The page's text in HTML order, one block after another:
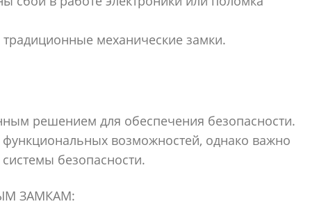
механические замки.
решением для обеспечения безопасности.
возможностей, однако важно
безопасности.
ЗАМКАМ: